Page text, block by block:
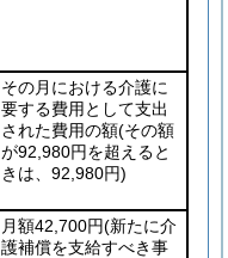
その月における介護に
要する費用として支出
された費用の額(その額
が92,980円を超えると
きは、92,980円)
月額42,700円(新たに介
護補償を支給すべき事